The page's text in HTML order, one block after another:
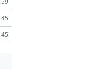
59'
45'
45'